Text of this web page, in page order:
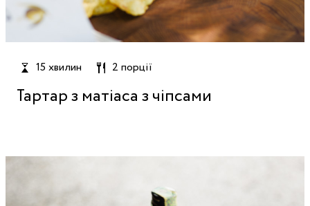
15 хвилин 2 порції
Тартар з матіаса з чіпсами